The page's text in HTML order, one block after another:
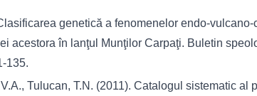
genetică a fenomenelor endo-
acestora în lanţul Munţilor Carpaţi. Buletin
135.
Tulucan, T.N. (2011). Catalogul sistematic al